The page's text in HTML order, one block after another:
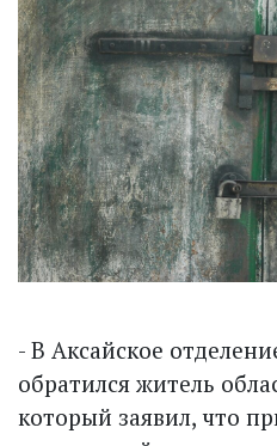
- В Аксайское
обратился житель
который заявил, что